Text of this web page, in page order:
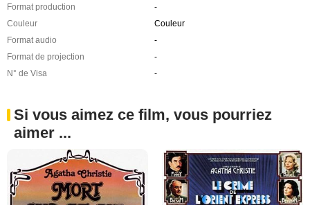
Format production
-
Couleur
Couleur
Format audio
-
Format de projection
-
N° de Visa
-
Si vous aimez ce film, vous pourriez
aimer ...